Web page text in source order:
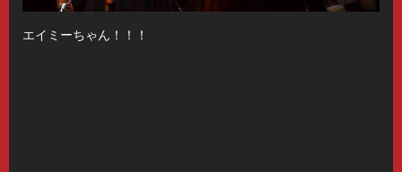
エイミーちゃん！！！